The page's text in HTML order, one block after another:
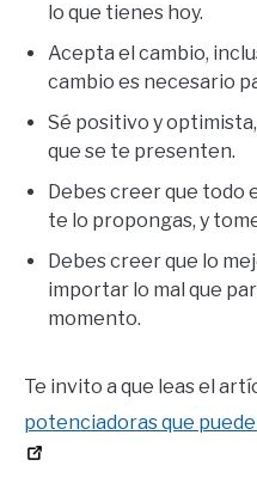
lo que tienes hoy.
Acepta el cambio,
cambio es necesario
Sé positivo y
que se te presenten.
Debes creer que todo
te lo propongas, y
Debes creer que lo
importar lo mal que
momento.
Te invito a que leas el
potenciadoras que